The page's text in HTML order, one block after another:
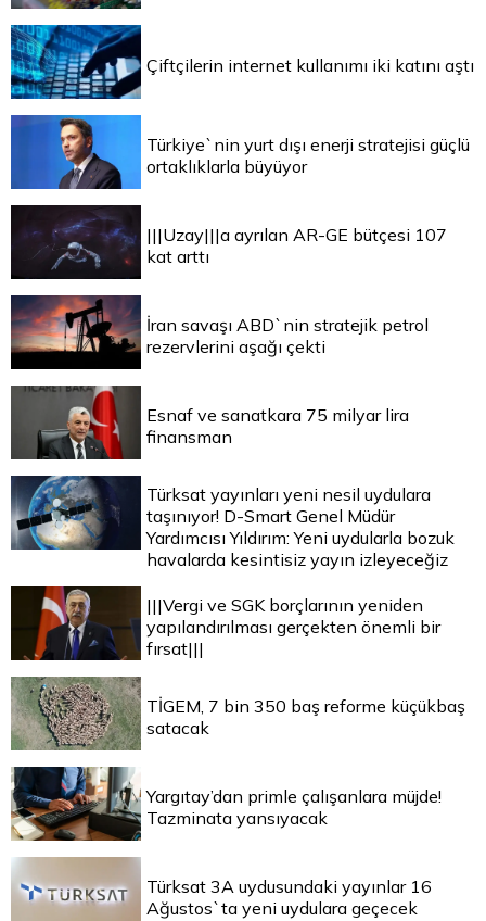
Çiftçilerin internet kullanımı iki katını aştı
Türkiye`nin yurt dışı enerji stratejisi güçlü
ortaklıklarla büyüyor
|||Uzay|||a ayrılan AR-GE bütçesi 107
kat arttı
İran savaşı ABD`nin stratejik petrol
rezervlerini aşağı çekti
Esnaf ve sanatkara 75 milyar lira
finansman
Türksat yayınları yeni nesil uydulara
taşınıyor! D-Smart Genel Müdür
Yardımcısı Yıldırım: Yeni uydularla bozuk
havalarda kesintisiz yayın izleyeceğiz
|||Vergi ve SGK borçlarının yeniden
yapılandırılması gerçekten önemli bir
fırsat|||
TİGEM, 7 bin 350 baş reforme küçükbaş
satacak
Yargıtay’dan primle çalışanlara müjde!
Tazminata yansıyacak
Türksat 3A uydusundaki yayınlar 16
Ağustos`ta yeni uydulara geçecek